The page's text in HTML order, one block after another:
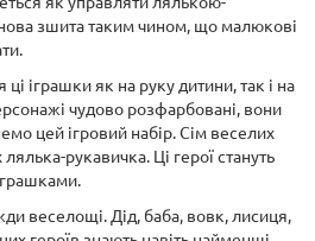
зшита таким чином, що малюкові
іграшки як на руку дитини, так і на
чудово розфарбовані, вони
цей ігровий набір. Сім веселих
рукавичка. Ці герої стануть
веселощі. Дід, баба, вовк, лисиця,